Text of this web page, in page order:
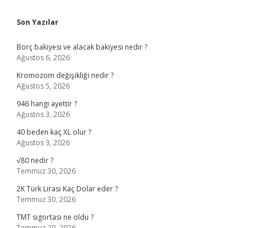
Sidebar
Son Yazılar
Borç bakiyesi ve alacak bakiyesi nedir ?
Ağustos 6, 2026
Kromozom değişikliği nedir ?
Ağustos 5, 2026
946 hangi ayettir ?
Ağustos 3, 2026
40 beden kaç XL olur ?
Ağustos 3, 2026
√80 nedir ?
Temmuz 30, 2026
2K Türk Lirası Kaç Dolar eder ?
Temmuz 30, 2026
TMT sigortası ne oldu ?